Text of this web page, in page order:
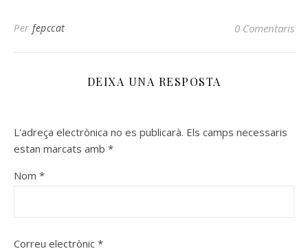
Per fepccat 0 Comentaris
DEIXA UNA RESPOSTA
L'adreça electrònica no es publicarà. Els camps necessaris
estan marcats amb *
Nom *
Correu electrònic *